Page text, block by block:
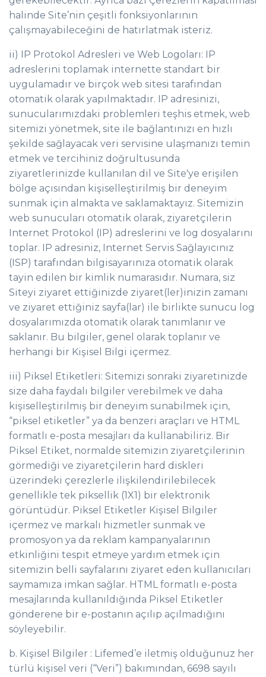
halinde Site’nin çeşitli fonksiyonlarının
çalışmayabileceğini de hatırlatmak isteriz.
ii) IP Protokol Adresleri ve Web Logoları: IP
adreslerini toplamak internette standart bir
uygulamadır ve birçok web sitesi tarafından
otomatik olarak yapılmaktadır. IP adresinizi,
sunucularımızdaki problemleri teşhis etmek, web
sitemizi yönetmek, site ile bağlantınızı en hızlı
şekilde sağlayacak veri servisine ulaşmanızı temin
etmek ve tercihiniz doğrultusunda
ziyaretlerinizde kullanılan dil ve Site'ye erişilen
bölge açısından kişiselleştirilmiş bir deneyim
sunmak için almakta ve saklamaktayız. Sitemizin
web sunucuları otomatik olarak, ziyaretçilerin
Internet Protokol (IP) adreslerini ve log dosyalarını
toplar. IP adresiniz, Internet Servis Sağlayıcınız
(ISP) tarafından bilgisayarınıza otomatik olarak
tayin edilen bir kimlik numarasıdır. Numara, siz
Siteyi ziyaret ettiğinizde ziyaret(ler)inizin zamanı
ve ziyaret ettiğiniz sayfa(lar) ile birlikte sunucu log
dosyalarımızda otomatik olarak tanımlanır ve
saklanır. Bu bilgiler, genel olarak toplanır ve
herhangi bir Kişisel Bilgi içermez.
iii) Piksel Etiketleri: Sitemizi sonraki ziyaretinizde
size daha faydalı bilgiler verebilmek ve daha
kişiselleştirilmiş bir deneyim sunabilmek için,
“piksel etiketler” ya da benzeri araçları ve HTML
formatlı e-posta mesajları da kullanabiliriz. Bir
Piksel Etiket, normalde sitemizin ziyaretçilerinin
görmediği ve ziyaretçilerin hard diskleri
üzerindeki çerezlerle ilişkilendirilebilecek
genellikle tek piksellik (1X1) bir elektronik
görüntüdür. Piksel Etiketler Kişisel Bilgiler
içermez ve markalı hizmetler sunmak ve
promosyon ya da reklam kampanyalarının
etkinliğini tespit etmeye yardım etmek için
sitemizin belli sayfalarını ziyaret eden kullanıcıları
saymamıza imkan sağlar. HTML formatlı e-posta
mesajlarında kullanıldığında Piksel Etiketler
gönderene bir e-postanın açılıp açılmadığını
söyleyebilir.
b. Kişisel Bilgiler : Lifemed’e iletmiş olduğunuz her
türlü kişisel veri (“Veri”) bakımından, 6698 sayılı